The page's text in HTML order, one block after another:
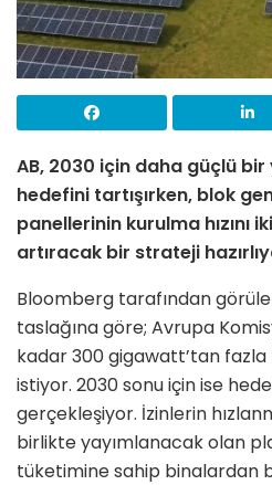
AB, 2030 için daha güçlü
hedefini tartışırken, blok
panellerinin kurulma hızını
artıracak bir strateji
Bloomberg tarafından
taslağına göre; Avrupa
kadar 300 gigawatt’tan
istiyor. 2030 sonu için ise
gerçekleşiyor. İzinlerin
birlikte yayımlanacak olan
tüketimine sahip binalardan